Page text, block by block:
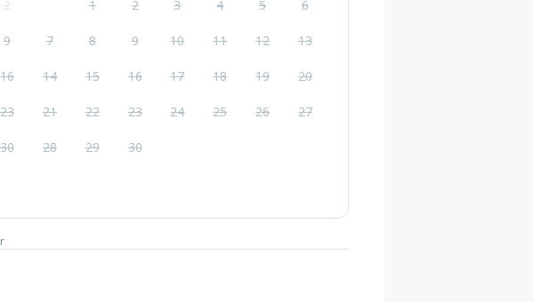
2
9
16
23
30
1 2 3 4 5 6
7 8 9 10 11 12 13
14 15 16 17 18 19 20
21 22 23 24 25 26 27
28 29 30